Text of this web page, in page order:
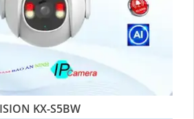
KX-S5BW